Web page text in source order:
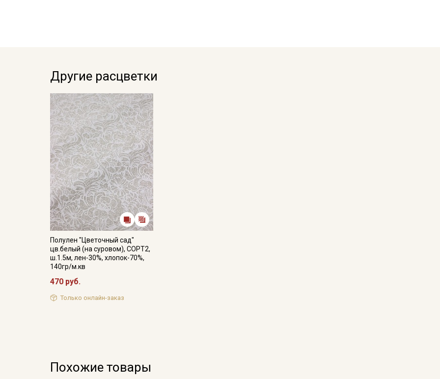
Другие расцветки
Полулен "Цветочный сад"
цв.белый (на суровом), СОРТ2,
ш.1.5м, лен-30%, хлопок-70%,
140гр/м.кв
470 руб.
Только онлайн-заказ
Похожие товары